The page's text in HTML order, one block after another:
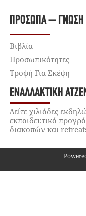
ΠΡΌΣΩΠΑ – ΓΝΏΣΗ
Βιβλία
Προσωπικότητες
Τροφή Για Σκέψη
ΕΝΑΛΛΑΚΤΙΚΉ
Δείτε χιλιάδες
εκπαιδευτικά
διακοπών και